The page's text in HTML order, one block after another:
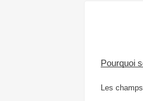
Pourquoi
Les